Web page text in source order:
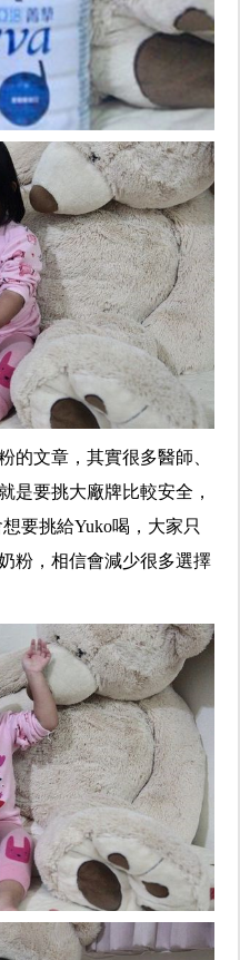
的文章，其實很多醫師、
是要挑大廠牌比較安全，
要挑給Yuko喝，大家只
粉，相信會減少很多選擇